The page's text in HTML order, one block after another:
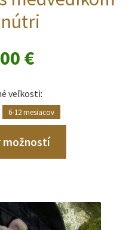
€
veľkosti:
6-12 mesiacov
možností
má
Možnosti
si